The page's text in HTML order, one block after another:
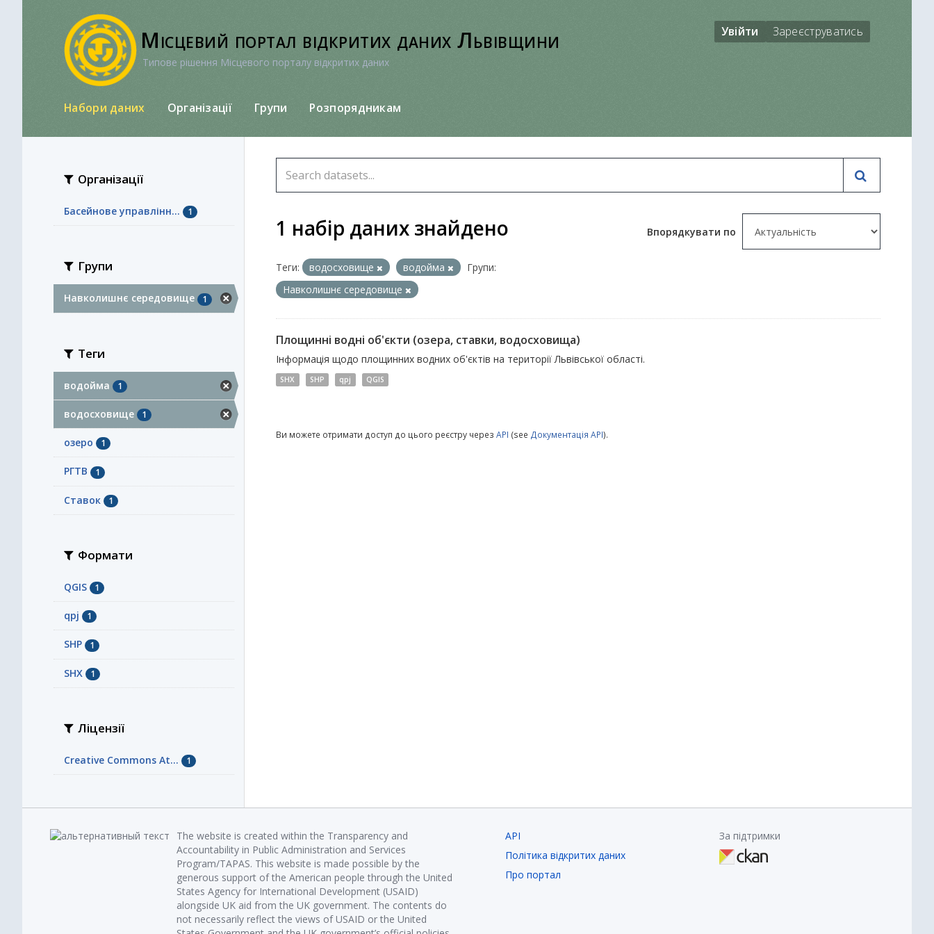
Місцевий портал відкритих даних Львівщини
Типове рішення Місцевого порталу відкритих даних
Увійти Зареєструватись
Набори даних Організації Групи Розпорядникам
Організації
Басейнове управлінн... 1
Групи
Навколишнє середовище 1
Теги
водойма 1
водосховище 1
озеро 1
РГТВ 1
Ставок 1
Формати
QGIS 1
qpj 1
SHP 1
SHX 1
Ліцензії
Creative Commons At... 1
Впорядкувати по
1 набір даних знайдено
Теги: водосховище водойма
Групи:
Навколишнє середовище
Площинні водні об'єкти (озера, ставки, водосховища)
Інформація щодо площинних водних об'єктів на території Львівської області.
SHX SHP qpj QGIS
Ви можете отримати доступ до цього реєстру через API (see Документація API).
The website is created within the Transparency and
Accountability in Public Administration and Services
Program/TAPAS. This website is made possible by the
generous support of the American people through the United
States Agency for International Development (USAID)
alongside UK aid from the UK government. The contents do
not necessarily reflect the views of USAID or the United
API
Політика відкритих даних
Про портал
За підтримки